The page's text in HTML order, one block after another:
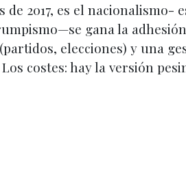
2017, es el
gana la
elecciones) y una
costes: hay la versión